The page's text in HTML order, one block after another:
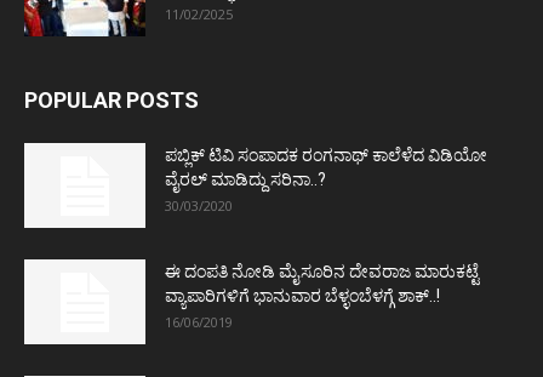
11/02/2025
POPULAR POSTS
ಪಬ್ಲಿಕ್ ಟಿವಿ ಸಂಪಾದಕ ರಂಗನಾಥ್ ಕಾಲೆಳೆದ ವಿಡಿಯೋ
ವೈರಲ್ ಮಾಡಿದ್ದು ಸರಿನಾ..?
30/03/2020
ಈ ದಂಪತಿ ನೋಡಿ ಮೈಸೂರಿನ ದೇವರಾಜ ಮಾರುಕಟ್ಟೆ
ವ್ಯಾಪಾರಿಗಳಿಗೆ ಭಾನುವಾರ ಬೆಳ್ಳಂಬೆಳಗ್ಗೆ ಶಾಕ್..!
16/06/2019